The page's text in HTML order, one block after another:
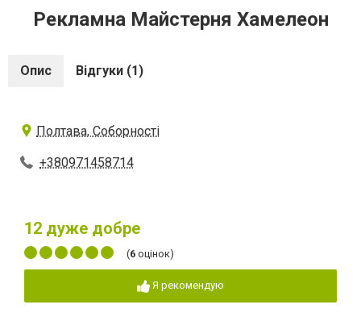
Рекламна Майстерня Хамелеон
Опис Відгуки (1)
Полтава, Соборності
+380971458714
12 дуже добре
(6 оцінок)
Я рекомендую